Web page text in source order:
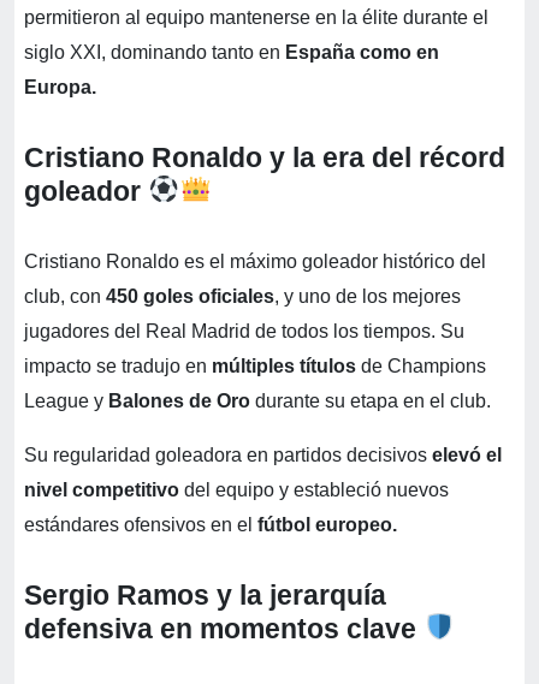
permitieron al equipo mantenerse en la élite durante el
siglo XXI, dominando tanto en España como en
Europa.
Cristiano Ronaldo y la era del récord
goleador
Cristiano Ronaldo es el máximo goleador histórico del
club, con 450 goles oficiales, y uno de los mejores
jugadores del Real Madrid de todos los tiempos. Su
impacto se tradujo en múltiples títulos de Champions
League y Balones de Oro durante su etapa en el club.
Su regularidad goleadora en partidos decisivos elevó el
nivel competitivo del equipo y estableció nuevos
estándares ofensivos en el fútbol europeo.
Sergio Ramos y la jerarquía
defensiva en momentos clave